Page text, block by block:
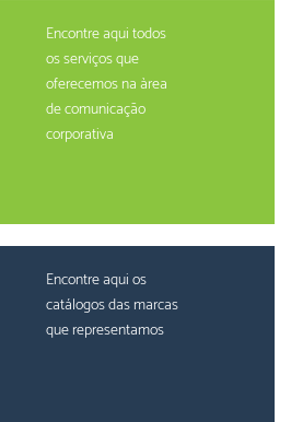
Encontre aqui todos
os serviços que
oferecemos na àrea
de comunicação
corporativa
Encontre aqui os
catálogos das marcas
que representamos